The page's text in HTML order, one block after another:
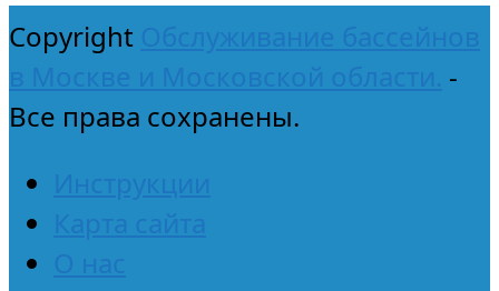
Copyright Обслуживание бассейнов
в Москве и Московской области. -
Все права сохранены.
Инструкции
Карта сайта
О нас